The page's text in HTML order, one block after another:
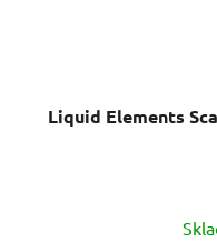
Liquid Elements